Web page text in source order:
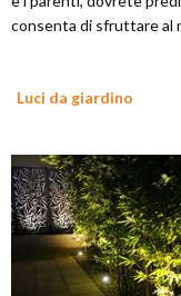
consenta di sfruttare al
Luci da giardino